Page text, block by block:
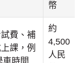
幣
費、補
課，例
約
4,500
人民